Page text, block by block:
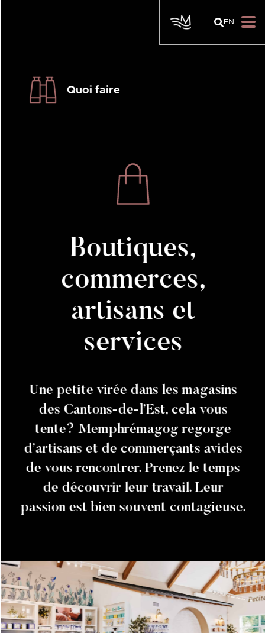
EN
Quoi faire
Boutiques,
commerces,
artisans et
services
Une petite virée dans les magasins
des Cantons-de-l’Est, cela vous
tente? Memphrémagog regorge
d’artisans et de commerçants avides
de vous rencontrer. Prenez le temps
de découvrir leur travail. Leur
passion est bien souvent contagieuse.